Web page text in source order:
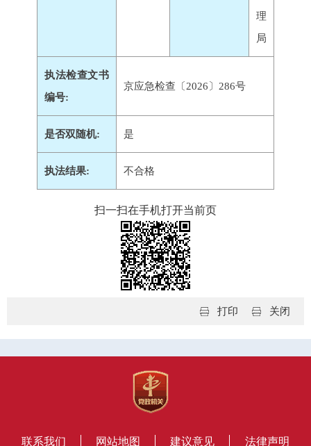
理
局
执法检查文书
编号:
京应急检查〔2026〕286号
是否双随机: 是
执法结果: 不合格
扫一扫在手机打开当前页
关闭
打印
联系我们 网站地图 建议意见 法律声明